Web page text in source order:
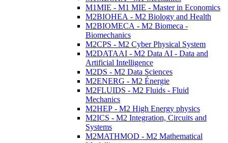
M1MIE - M1 MIE - Master in Economics
M2BIOHEA - M2 Biology and Health
M2BIOMECA - M2 Biomeca -
Biomechanics
M2CPS - M2 Cyber Physical System
M2DATAAI - M2 Data AI - Data and
Artificial Intelligence
M2DS - M2 Data Sciences
M2ENERG - M2 Énergie
M2FLUIDS - M2 Fluids - Fluid
Mechanics
M2HEP - M2 High Energy physics
M2ICS - M2 Integration, Circuits and
Systems
M2MATHMOD - M2 Mathematical